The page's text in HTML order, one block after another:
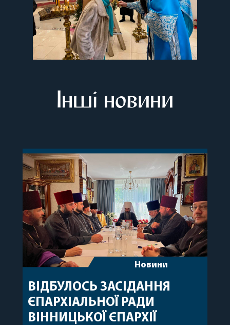
Інші новини
Новини
ВІДБУЛОСЬ ЗАСІДАННЯ
ЄПАРХІАЛЬНОЇ РАДИ
ВІННИЦЬКОЇ ЄПАРХІЇ